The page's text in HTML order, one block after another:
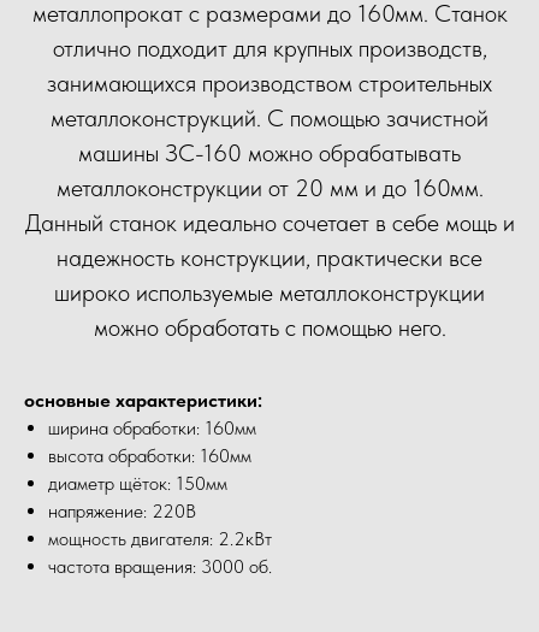
металлопрокат с размерами до 160мм. Станок
отлично подходит для крупных производств,
занимающихся производством строительных
металлоконструкций. С помощью зачистной
машины ЗС-160 можно обрабатывать
металлоконструкции от 20 мм и до 160мм.
Данный станок идеально сочетает в себе мощь и
надежность конструкции, практически все
широко используемые металлоконструкции
можно обработать с помощью него.
основные характеристики:
ширина обработки: 160мм
высота обработки: 160мм
диаметр щёток: 150мм
напряжение: 220В
мощность двигателя: 2.2кВт
частота вращения: 3000 об.